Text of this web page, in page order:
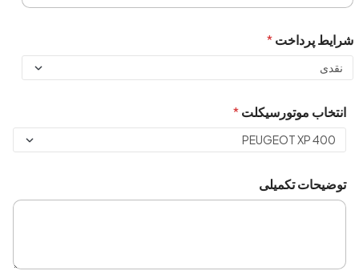
شرایط پرداخت*
انتخاب موتورسیکلت*
توضیحات تکمیلی